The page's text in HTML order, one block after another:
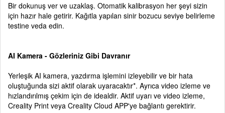
Bir dokunuş ver ve uzaklaş. Otomatik kalibrasyon her şeyi sizin
için hazır hale getirir. Kağıtla yapılan sinir bozucu seviye belirleme
testine veda edin.
AI Kamera - Gözleriniz Gibi Davranır
Yerleşik AI kamera, yazdırma işlemini izleyebilir ve bir hata
oluştuğunda sizi aktif olarak uyaracaktır*. Ayrıca video izleme ve
hızlandırılmış çekim için de idealdir. Aktif uyarı ve video izleme,
Creality Print veya Creality Cloud APP'ye bağlantı gerektirir.